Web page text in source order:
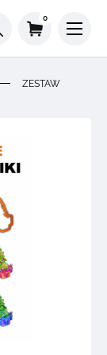
0
ZESTAW